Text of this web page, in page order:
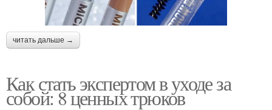
читать дальше →
Как стать экспертом в уходе за
собой: 8 ценных трюков